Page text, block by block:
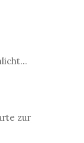
zur